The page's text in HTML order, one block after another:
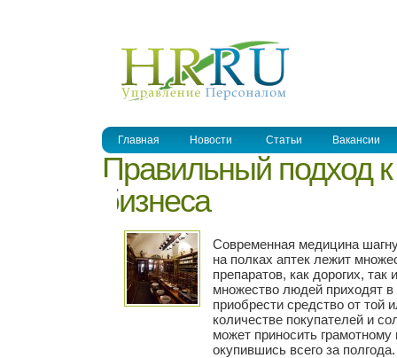
Главная Новости Статьи Вакансии
Правильный подход
бизнеса
Современная медицина
на полках аптек лежит
препаратов, как дорогих,
множество людей приходят
приобрести средство от
количестве покупателей и
может приносить
окупившись всего за полгода.